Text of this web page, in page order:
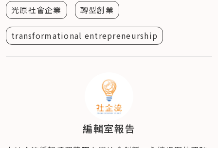
光原社會企業 轉型創業
transformational entrepreneurship
編輯室報告